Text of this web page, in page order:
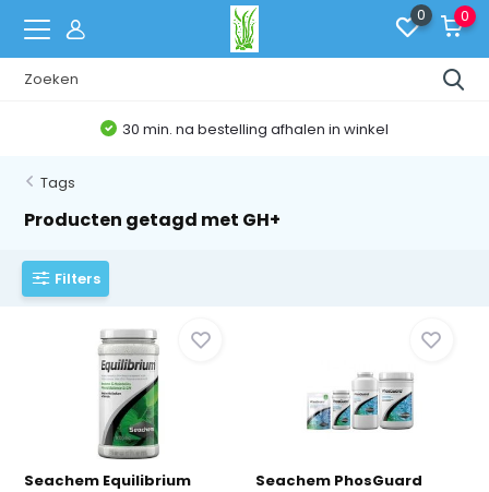
0 0
30 min. na bestelling afhalen in winkel
Tags
Producten getagd met GH+
Filters
Seachem Equilibrium
Seachem PhosGuard